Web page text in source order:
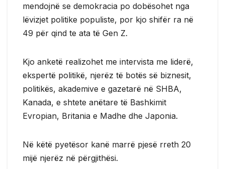
mendojnë se demokracia po dobësohet nga
lëvizjet politike populiste, por kjo shifër ra në
49 për qind te ata të Gen Z.
Kjo anketë realizohet me intervista me liderë,
ekspertë politikë, njerëz të botës së biznesit,
politikës, akademive e gazetarë në SHBA,
Kanada, e shtete anëtare të Bashkimit
Evropian, Britania e Madhe dhe Japonia.
Në këtë pyetësor kanë marrë pjesë rreth 20
mijë njerëz në përgjithësi.